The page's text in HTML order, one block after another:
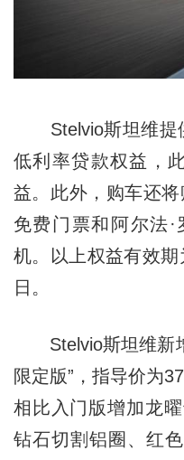
Stelvio斯坦维提
低利率贷款权益，
益。此外，购车还将
免费门票和阿尔法
机。以上权益有效
日。
Stelvio斯坦维新增
限定版”，指导价为
相比入门版增加龙
钻石切割铝圈、红